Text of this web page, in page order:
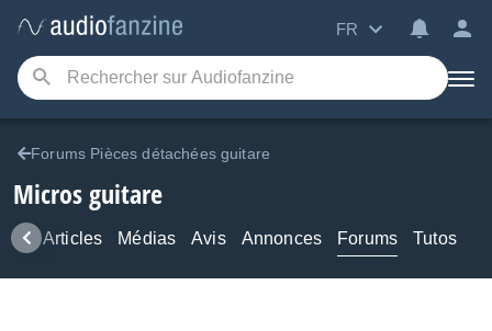
FR
Forums Pièces détachées guitare
Micros guitare
Articles Médias Avis Annonces Forums Tutos